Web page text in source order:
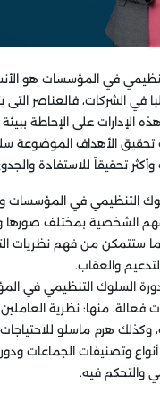
في المؤسسات هو
في الشركات، فالعناصر التى
الإدارات على الإحاطة
تحقيق الأهداف الموضوعة
تحقيقاً للاستفادة
التنظيمي في المؤسسات
الشخصية بمختلف صورها
ستتمكن من فهم نظريات
والعقاب.
السلوك التنظيمي في
فعالة، منها: نظرية العاملين
وكذلك هرم ماسلو
وتصنيفات الجماعات
والتحكم فيه.